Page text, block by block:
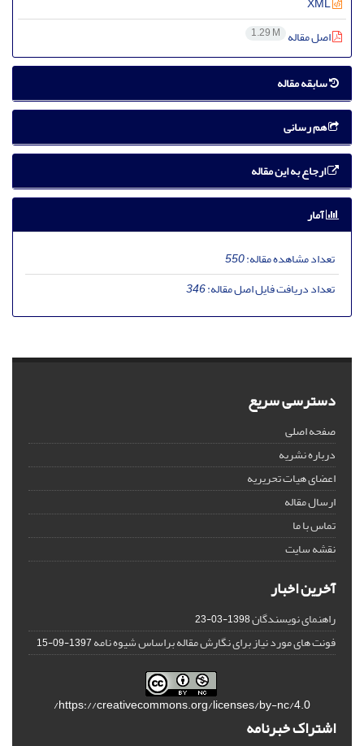
اصل مقاله 1.29 M
سابقه مقاله
هم رسانی
ارجاع به این مقاله
آمار
تعداد مشاهده مقاله:550
تعداد دریافت فایل اصل مقاله:346
دسترسی سریع
صفحه اصلی
درباره نشریه
اعضای هیات تحریریه
ارسال مقاله
تماس با ما
نقشه سایت
آخرین اخبار
راهنمای نویسندگان1398-03-23
فونت های مورد نیاز برای نگارش مقاله براساس شیوه نامه1397-09-15
https://creativecommons.org/licenses/by-nc/4.0/
اشتراک خبرنامه